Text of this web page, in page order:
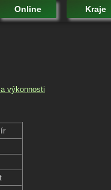
Online Kraje
výkonnosti